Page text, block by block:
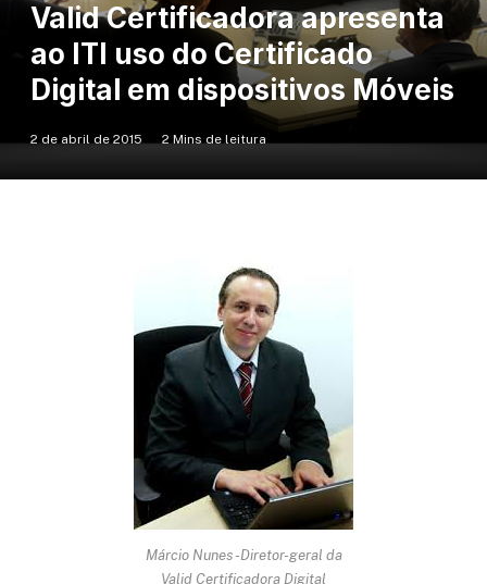
Valid Certificadora apresenta
ao ITI uso do Certificado
Digital em dispositivos Móveis
2 de abril de 2015 2 Mins de leitura
Márcio Nunes -Diretor-geral da
Valid Certificadora Digital